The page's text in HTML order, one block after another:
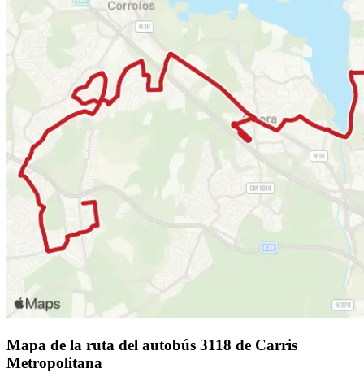
Mapa de la ruta del autobús 3118 de Carris
Metropolitana